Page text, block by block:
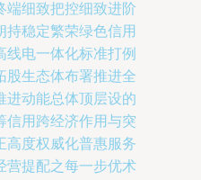
端细致把控细致进阶
稳定繁荣绿色信用
电一体化标准打例
股生态体布署推进全
进动能总体顶层设的
信用跨经济作用与突
高度权威化普惠服务
营提配之每一步优术